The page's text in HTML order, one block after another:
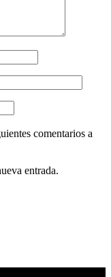
comentarios a
entrada.